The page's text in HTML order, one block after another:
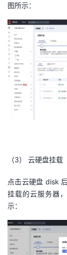
图所示：
（3） 云硬盘挂载
点击云硬盘 disk
挂载的云服务器
示：